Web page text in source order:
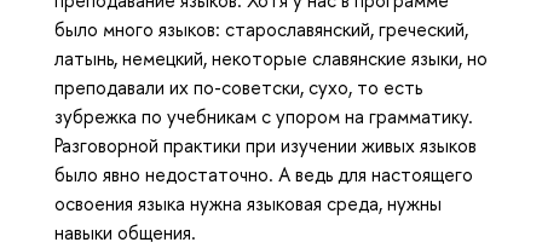
было много языков: старославянский, греческий,
латынь, немецкий, некоторые славянские языки, но
преподавали их по-советски, сухо, то есть
зубрежка по учебникам с упором на грамматику.
Разговорной практики при изучении живых языков
было явно недостаточно. А ведь для настоящего
освоения языка нужна языковая среда, нужны
навыки общения.